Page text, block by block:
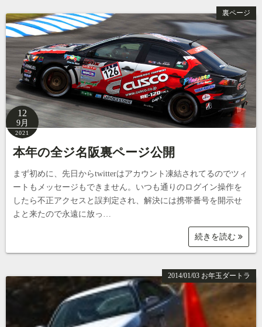
裏ページ
12
9月
2021
本年の全ジ名阪裏ページ公開
まず初めに、先日からtwitterはアカウント凍結されてるのでツィ
ートもメッセージもできません。いつも通りのログイン操作を
したら不正アクセスと誤判定され、解決には携帯番号を開示せ
よと来たので永遠に放っ…
続きを読む
2014/01/03 お年玉ダートラ